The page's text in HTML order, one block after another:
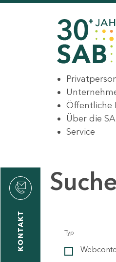
Öffentliche
Über die
Service
KONTAKT
Suche
Typ